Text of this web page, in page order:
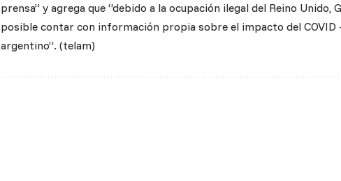
prensa” y agrega que “debido a la ocupación ilegal del Reino
posible contar con información propia sobre el impacto del
argentino”. (telam)